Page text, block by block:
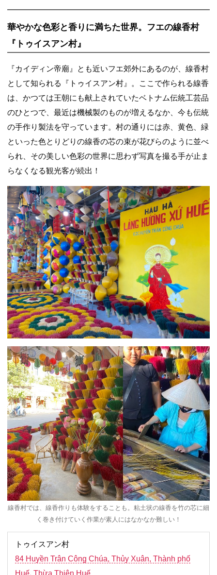
華やかな色彩と香りに満ちた世界。フエの線香村
『トゥイスアン村』
『カイディン帝廟』とも近いフエ郊外にあるのが、線香村
として知られる『トゥイスアン村』。ここで作られる線香
は、かつては王朝にも献上されていたベトナム伝統工芸品
のひとつで、最近は機械製のものが増えるなか、今も伝統
の手作り製法を守っています。村の通りには赤、黄色、緑
といった色とりどりの線香の芯の束が花びらのように並べ
られ、その美しい色彩の世界に思わず写真を撮る手が止ま
らなくなる観光客が続出！
線香村では、線香作りも体験をすることも。粘土状の線香を竹の芯に細
く巻き付けていく作業が素人にはなかなか難しい！
トゥイスアン村
84 Huyền Trân Công Chúa, Thủy Xuân, Thành phố
Huế, Thừa Thiên Huế